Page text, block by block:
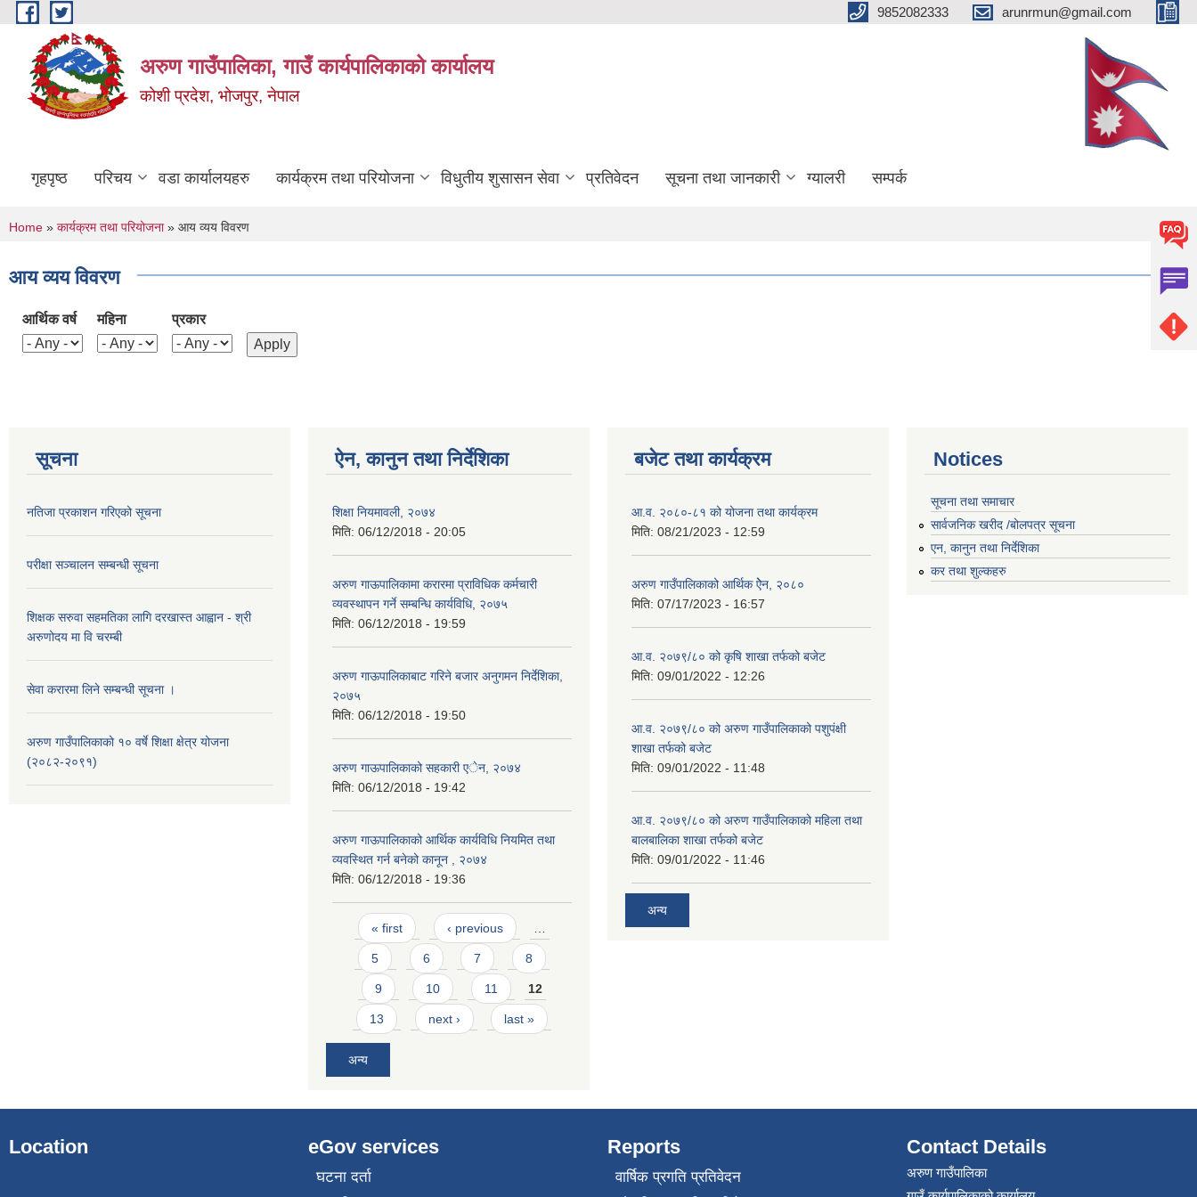
Skip to main content 9852082333 arunrmun@gmail.com
अरुण गाउँपालिका, गाउँ कार्यपालिकाको कार्यालय
कोशी प्रदेश, भोजपुर, नेपाल
गृहपृष्ठ परिचय वडा कार्यालयहरु कार्यक्रम तथा परियोजना विधुतीय शुसासन सेवा प्रतिवेदन सूचना तथा जानकारी ग्यालरी सम्पर्क
You are here
Home » कार्यक्रम तथा परियोजना» आय व्यय विवरण
आय व्यय विवरण
आर्थिक वर्ष महिना प्रकार
सूचना
नतिजा प्रकाशन गरिएको सूचना
परीक्षा सञ्चालन सम्बन्धी सूचना
शिक्षक सरुवा सहमतिका लागि दरखास्त आह्वान - श्री
अरुणोदय मा वि चरम्बी
सेवा करारमा लिने सम्बन्धी सूचना ।
अरुण गाउँपालिकाको १० वर्षे शिक्षा क्षेत्र योजना
(२०८२-२०९१)
ऐन, कानुन तथा निर्देशिका
शिक्षा नियमावली, २०७४
मिति: 06/12/2018 - 20:05
अरुण गाऊपालिकामा करारमा प्राविधिक कर्मचारी
व्यवस्थापन गर्ने सम्बन्धि कार्यविधि, २०७५
मिति: 06/12/2018 - 19:59
अरुण गाऊपालिकाबाट गरिने बजार अनुगमन निर्देशिका,
२०७५
मिति: 06/12/2018 - 19:50
अरुण गाऊपालिकाको सहकारी एेन, २०७४
मिति: 06/12/2018 - 19:42
अरुण गाऊपालिकाको आर्थिक कार्यविधि नियमित तथा
व्यवस्थित गर्न बनेको कानून , २०७४
मिति: 06/12/2018 - 19:36
Pages
« first ‹ previous
5 6 7 8
9 10 11 12
13 next › last »
अन्य
बजेट तथा कार्यक्रम
आ.व. २०८०-८१ को योजना तथा कार्यक्रम
मिति: 08/21/2023 - 12:59
अरुण गाउँपालिकाको आर्थिक ऐेन, २०८०
मिति: 07/17/2023 - 16:57
आ.व. २०७९/८० को कृषि शाखा तर्फको बजेट
मिति: 09/01/2022 - 12:26
आ.व. २०७९/८० को अरुण गाउँपालिकाको पशुपंक्षी
शाखा तर्फको बजेट
मिति: 09/01/2022 - 11:48
आ.व. २०७९/८० को अरुण गाउँपालिकाको महिला तथा
बालबालिका शाखा तर्फको बजेट
मिति: 09/01/2022 - 11:46
अन्य
Notices
सूचना तथा समाचार
सार्वजनिक खरीद /बोलपत्र सूचना
एन, कानुन तथा निर्देशिका
कर तथा शुल्कहरु
Location eGov services
घटना दर्ता
Reports
वार्षिक प्रगति प्रतिवेदन
Contact Details
अरुण गाउँपालिका